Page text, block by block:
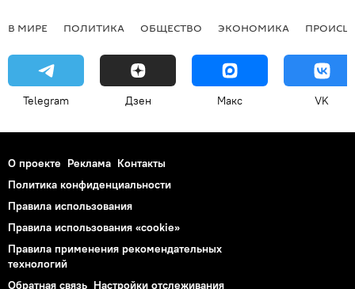
В МИРЕ ПОЛИТИКА ОБЩЕСТВО ЭКОНОМИКА
Telegram Дзен Макс VK
О проекте Реклама Контакты
Политика конфиденциальности
Правила использования
Правила использования «cookie»
Правила применения рекомендательных
технологий
Обратная связь Настройки отслеживания